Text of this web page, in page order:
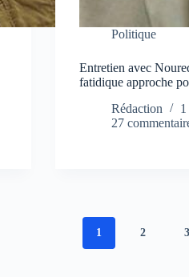
Politique
Entretien avec
fatidique approche
Rédaction
27
1 2 3